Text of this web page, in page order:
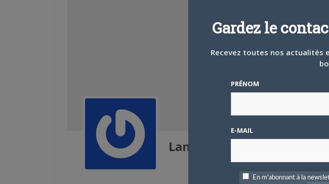
Lantidote
Gardez le
Recevez toutes nos
PRÉNOM
E-MAIL
En m'abonnant à la